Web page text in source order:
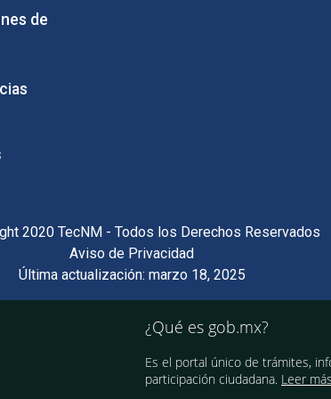
de
2020 TecNM - Todos los Derechos Reservados
Aviso de Privacidad
Última actualización: marzo 18, 2025
¿Qué es gob.mx?
Es el portal único de trámites,
participación ciudadana. Leer más